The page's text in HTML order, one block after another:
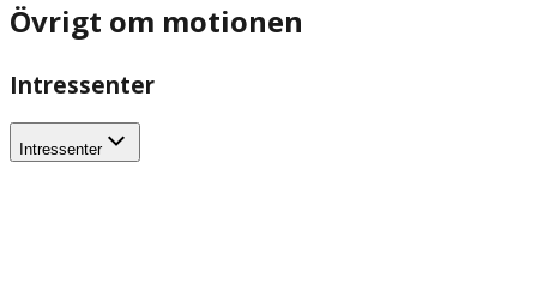
Övrigt om motionen
Intressenter
Intressenter